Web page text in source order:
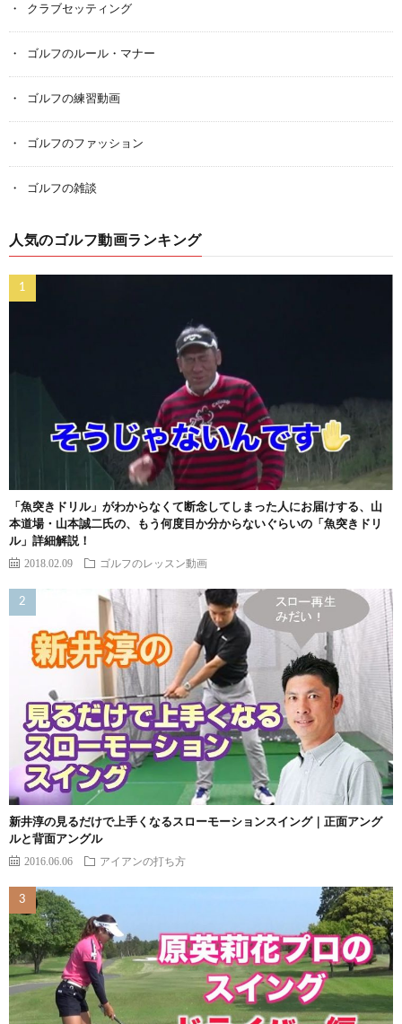
クラブセッティング
ゴルフのルール・マナー
ゴルフの練習動画
ゴルフのファッション
ゴルフの雑談
人気のゴルフ動画ランキング
「魚突きドリル」がわからなくて断念してしまった人にお届けする、山
本道場・山本誠二氏の、もう何度目か分からないぐらいの「魚突きドリ
ル」詳細解説！
2018.02.09 ゴルフのレッスン動画
新井淳の見るだけで上手くなるスローモーションスイング｜正面アング
ルと背面アングル
2016.06.06 アイアンの打ち方